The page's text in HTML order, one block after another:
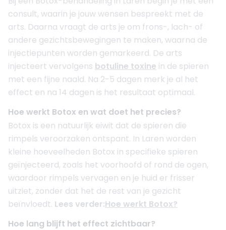
consult, waarin je jouw wensen bespreekt met de
arts. Daarna vraagt de arts je om frons-, lach- of
andere gezichtsbewegingen te maken, waarna de
injectiepunten worden gemarkeerd. De arts
injecteert vervolgens botuline toxine in de spieren
met een fijne naald. Na 2-5 dagen merk je al het
effect en na 14 dagen is het resultaat optimaal.
Hoe werkt Botox en wat doet het precies?
Botox is een natuurlijk eiwit dat de spieren die
rimpels veroorzaken ontspant. In Laren worden
kleine hoeveelheden Botox in specifieke spieren
geïnjecteerd, zoals het voorhoofd of rond de ogen,
waardoor rimpels vervagen en je huid er frisser
uitziet, zonder dat het de rest van je gezicht
beïnvloedt. Lees verder:Hoe werkt Botox?
Hoe lang blijft het effect zichtbaar?